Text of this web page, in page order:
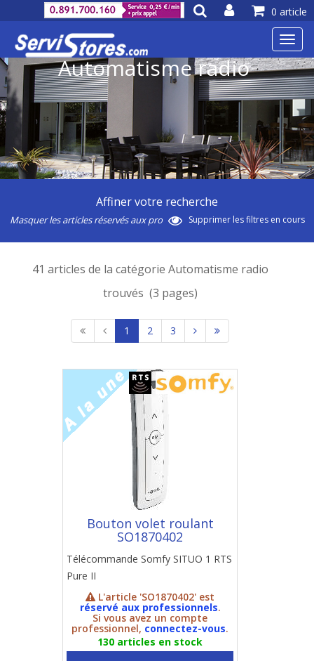
0 article
Automatisme radio
Affiner votre recherche
Masquer les articles réservés aux pro Supprimer les filtres en cours
41 articles de la catégorie Automatisme radio
trouvés (3 pages)
1 2 3
Bouton volet roulant
SO1870402
Télécommande Somfy SITUO 1 RTS
Pure II
L'article 'SO1870402' est
réservé aux professionnels.
Si vous avez un compte
professionnel, connectez-vous.
130 articles en stock